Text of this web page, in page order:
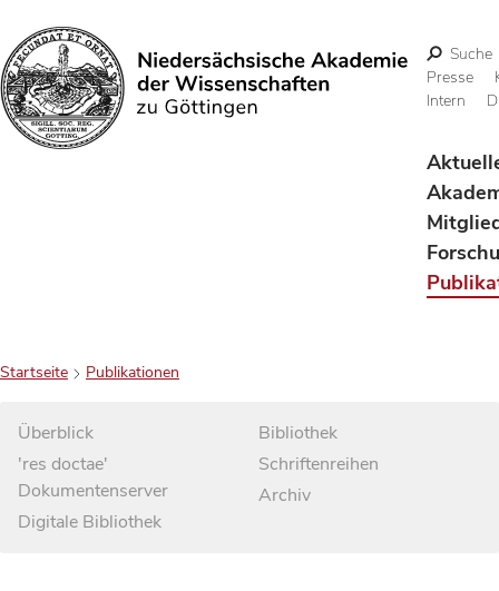
Suchen
Suche
Presse
Intern
Startseite Publikationen
Überblick
'res doctae'
Dokumentenserver
Digitale Bibliothek
Bibliothek
Schriftenreihen
Archiv